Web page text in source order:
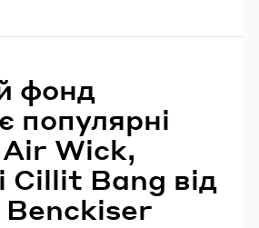
фонд
популярні
Wick,
Cillit Bang від